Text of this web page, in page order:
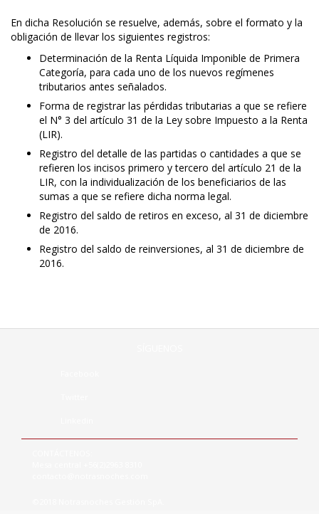
En dicha Resolución se resuelve, además, sobre el formato y la
obligación de llevar los siguientes registros:
Determinación de la Renta Líquida Imponible de Primera
Categoría, para cada uno de los nuevos regímenes
tributarios antes señalados.
Forma de registrar las pérdidas tributarias a que se refiere
el N° 3 del artículo 31 de la Ley sobre Impuesto a la Renta
(LIR).
Registro del detalle de las partidas o cantidades a que se
refieren los incisos primero y tercero del artículo 21 de la
LIR, con la individualización de los beneficiarios de las
sumas a que se refiere dicha norma legal.
Registro del saldo de retiros en exceso, al 31 de diciembre
de 2016.
Registro del saldo de reinversiones, al 31 de diciembre de
2016.